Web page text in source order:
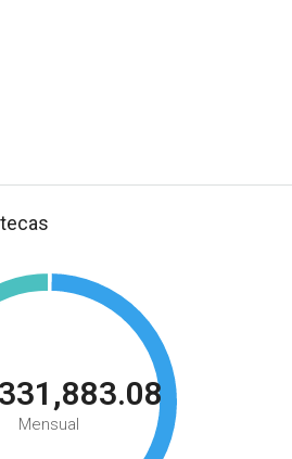
Mensual